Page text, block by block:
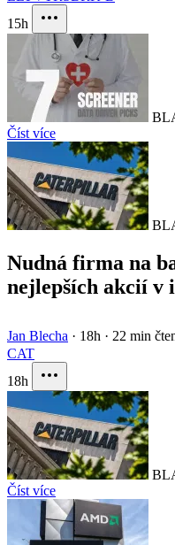
15h
Číst více
Nudná firma na
nejlepších akcií v
Jan Blecha · 18h · 22 min
CAT
18h
Číst více